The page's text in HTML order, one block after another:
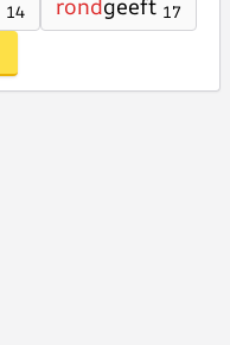
14 rondgeeft 17